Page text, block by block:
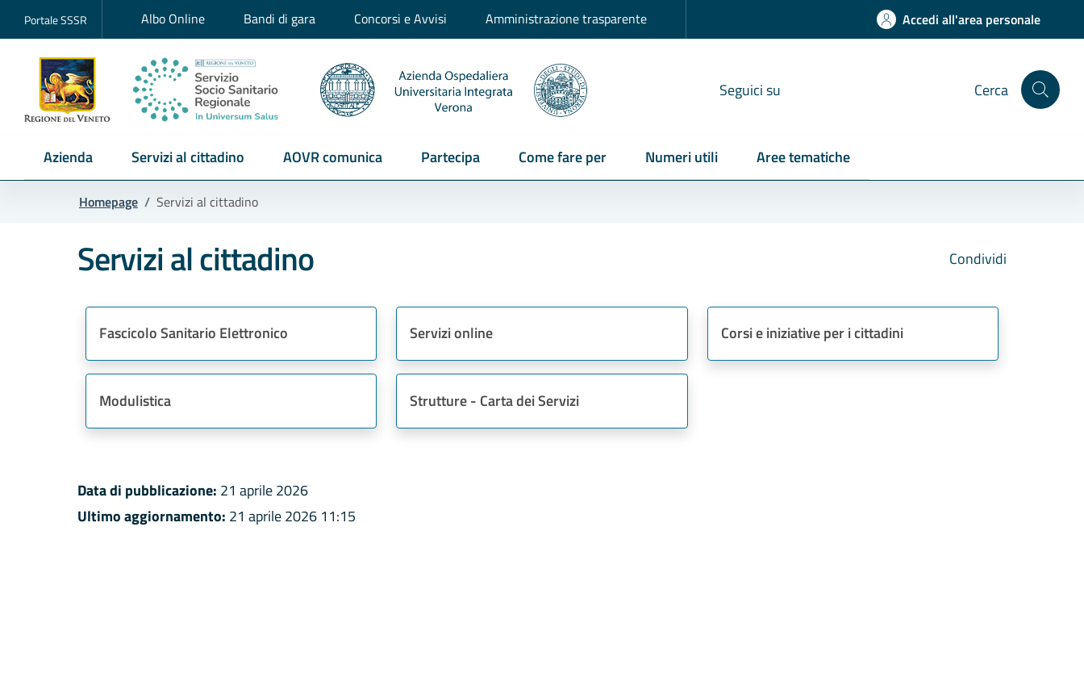
Portale SSSR Albo Online Bandi di gara Concorsi e Avvisi Amministrazione trasparente Accedi all'area personale
Seguici su Cerca
Azienda Servizi al cittadino AOVR comunica Partecipa Come fare per Numeri utili Aree tematiche
Homepage / Servizi al cittadino
Condividi
Servizi al cittadino
Fascicolo Sanitario Elettronico Servizi online Corsi e iniziative per i cittadini
Modulistica Strutture - Carta dei Servizi
Data di pubblicazione: 21 aprile 2026
Ultimo aggiornamento: 21 aprile 2026 11:15